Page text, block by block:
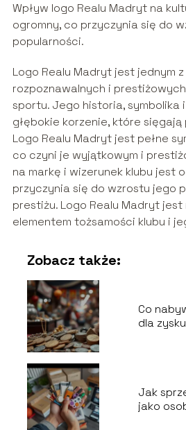
Wpływ logo Realu Madryt na
ogromny, co przyczynia się do
popularności.
Logo Realu Madryt jest jednym
rozpoznawalnych i
sportu. Jego historia, symbolika
głębokie korzenie, które
Logo Realu Madryt jest pełne
co czyni je wyjątkowym i
na markę i wizerunek klubu jest
przyczynia się do wzrostu jego
prestiżu. Logo Realu Madryt jest
elementem tożsamości klubu i
Zobacz także:
Co
dla
Jak
jako